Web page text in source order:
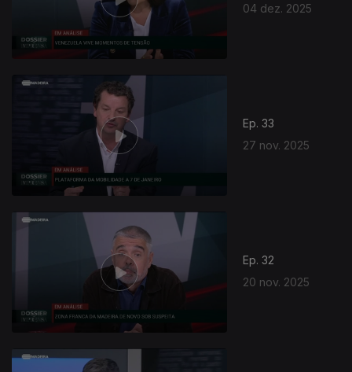
04 dez. 2025
Ep. 33
27 nov. 2025
Ep. 32
20 nov. 2025